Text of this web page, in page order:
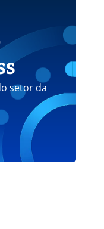
setor da